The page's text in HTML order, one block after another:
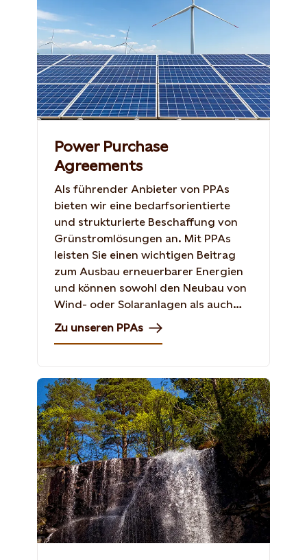
Power Purchase
Agreements
Als führender Anbieter von PPAs
bieten wir eine bedarfsorientierte
und strukturierte Beschaffung von
Grünstromlösungen an. Mit PPAs
leisten Sie einen wichtigen Beitrag
zum Ausbau erneuerbarer Energien
und können sowohl den Neubau von
Wind- oder Solaranlagen als auch
den Weiterbetrieb von
Windkraftanlagen unterstützen.
Zu unseren PPAs